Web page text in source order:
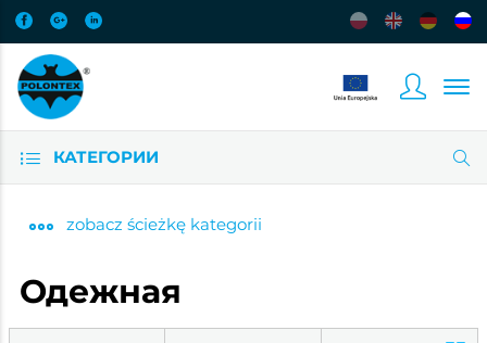
КАТЕГОРИИ
zobacz ścieżkę kategorii
Одежная